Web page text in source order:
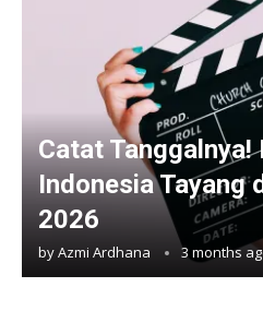
Catat
Indonesia Tayang
2026
byAzmi Ardhana 3 months